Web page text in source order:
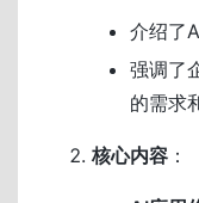
介绍了
强调了
的需求
核心内容 ：